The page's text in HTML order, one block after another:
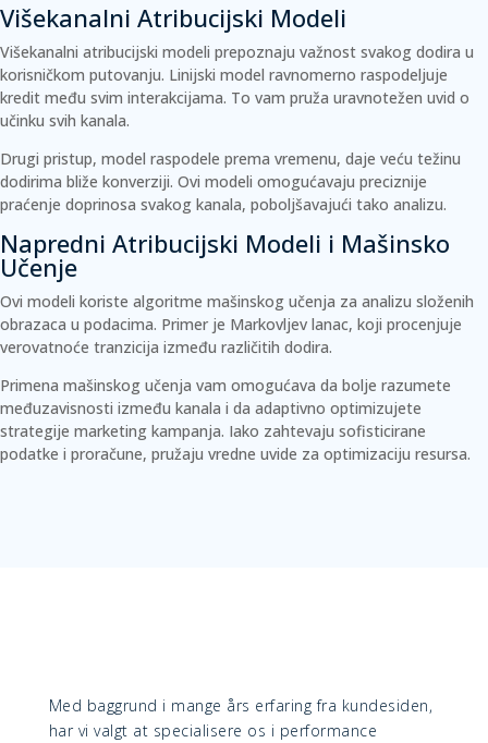
Višekanalni Atribucijski Modeli
Višekanalni atribucijski modeli prepoznaju važnost svakog dodira u
korisničkom putovanju. Linijski model ravnomerno raspodeljuje
kredit među svim interakcijama. To vam pruža uravnotežen uvid o
učinku svih kanala.
Drugi pristup, model raspodele prema vremenu, daje veću težinu
dodirima bliže konverziji. Ovi modeli omogućavaju preciznije
praćenje doprinosa svakog kanala, poboljšavajući tako analizu.
Napredni Atribucijski Modeli i Mašinsko
Učenje
Ovi modeli koriste algoritme mašinskog učenja za analizu složenih
obrazaca u podacima. Primer je Markovljev lanac, koji procenjuje
verovatnoće tranzicija između različitih dodira.
Primena mašinskog učenja vam omogućava da bolje razumete
međuzavisnosti između kanala i da adaptivno optimizujete
strategije marketing kampanja. Iako zahtevaju sofisticirane
podatke i proračune, pružaju vredne uvide za optimizaciju resursa.
Med baggrund i mange års erfaring fra kundesiden,
har vi valgt at specialisere os i performance